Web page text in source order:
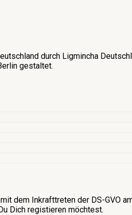
durch Ligmincha
gestaltet.
dem Inkrafttreten der DS-GVO
Dich registieren möchtest.